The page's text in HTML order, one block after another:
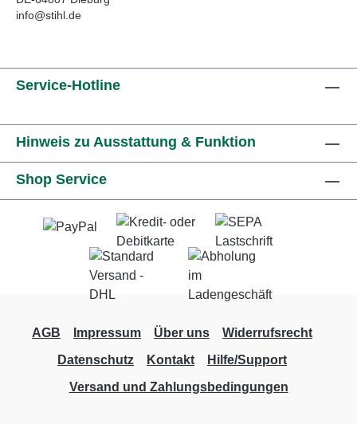
info@stihl.de
Service-Hotline
Hinweis zu Ausstattung & Funktion
Shop Service
AGB Impressum Über uns
Widerrufsrecht
Datenschutz
Kontakt
Hilfe/Support
Versand und Zahlungsbedingungen